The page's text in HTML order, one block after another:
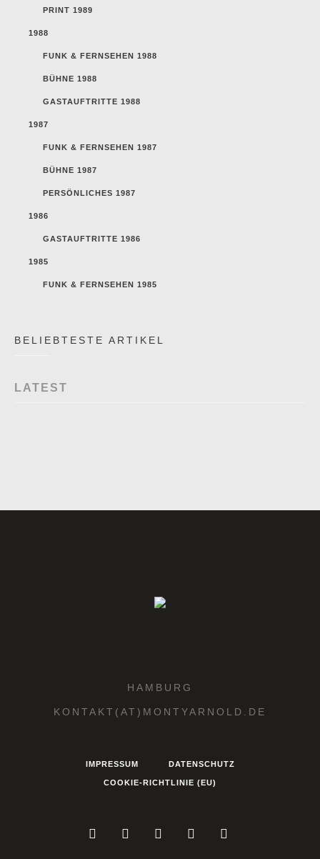
PRINT 1989
1988
FUNK & FERNSEHEN 1988
BÜHNE 1988
GASTAUFTRITTE 1988
1987
FUNK & FERNSEHEN 1987
BÜHNE 1987
PERSÖNLICHES 1987
1986
GASTAUFTRITTE 1986
1985
FUNK & FERNSEHEN 1985
BELIEBTESTE ARTIKEL
LATEST
HAMBURG
KONTAKT(AT)MONTYARNOLD.DE
IMPRESSUM DATENSCHUTZ
COOKIE-RICHTLINIE (EU)